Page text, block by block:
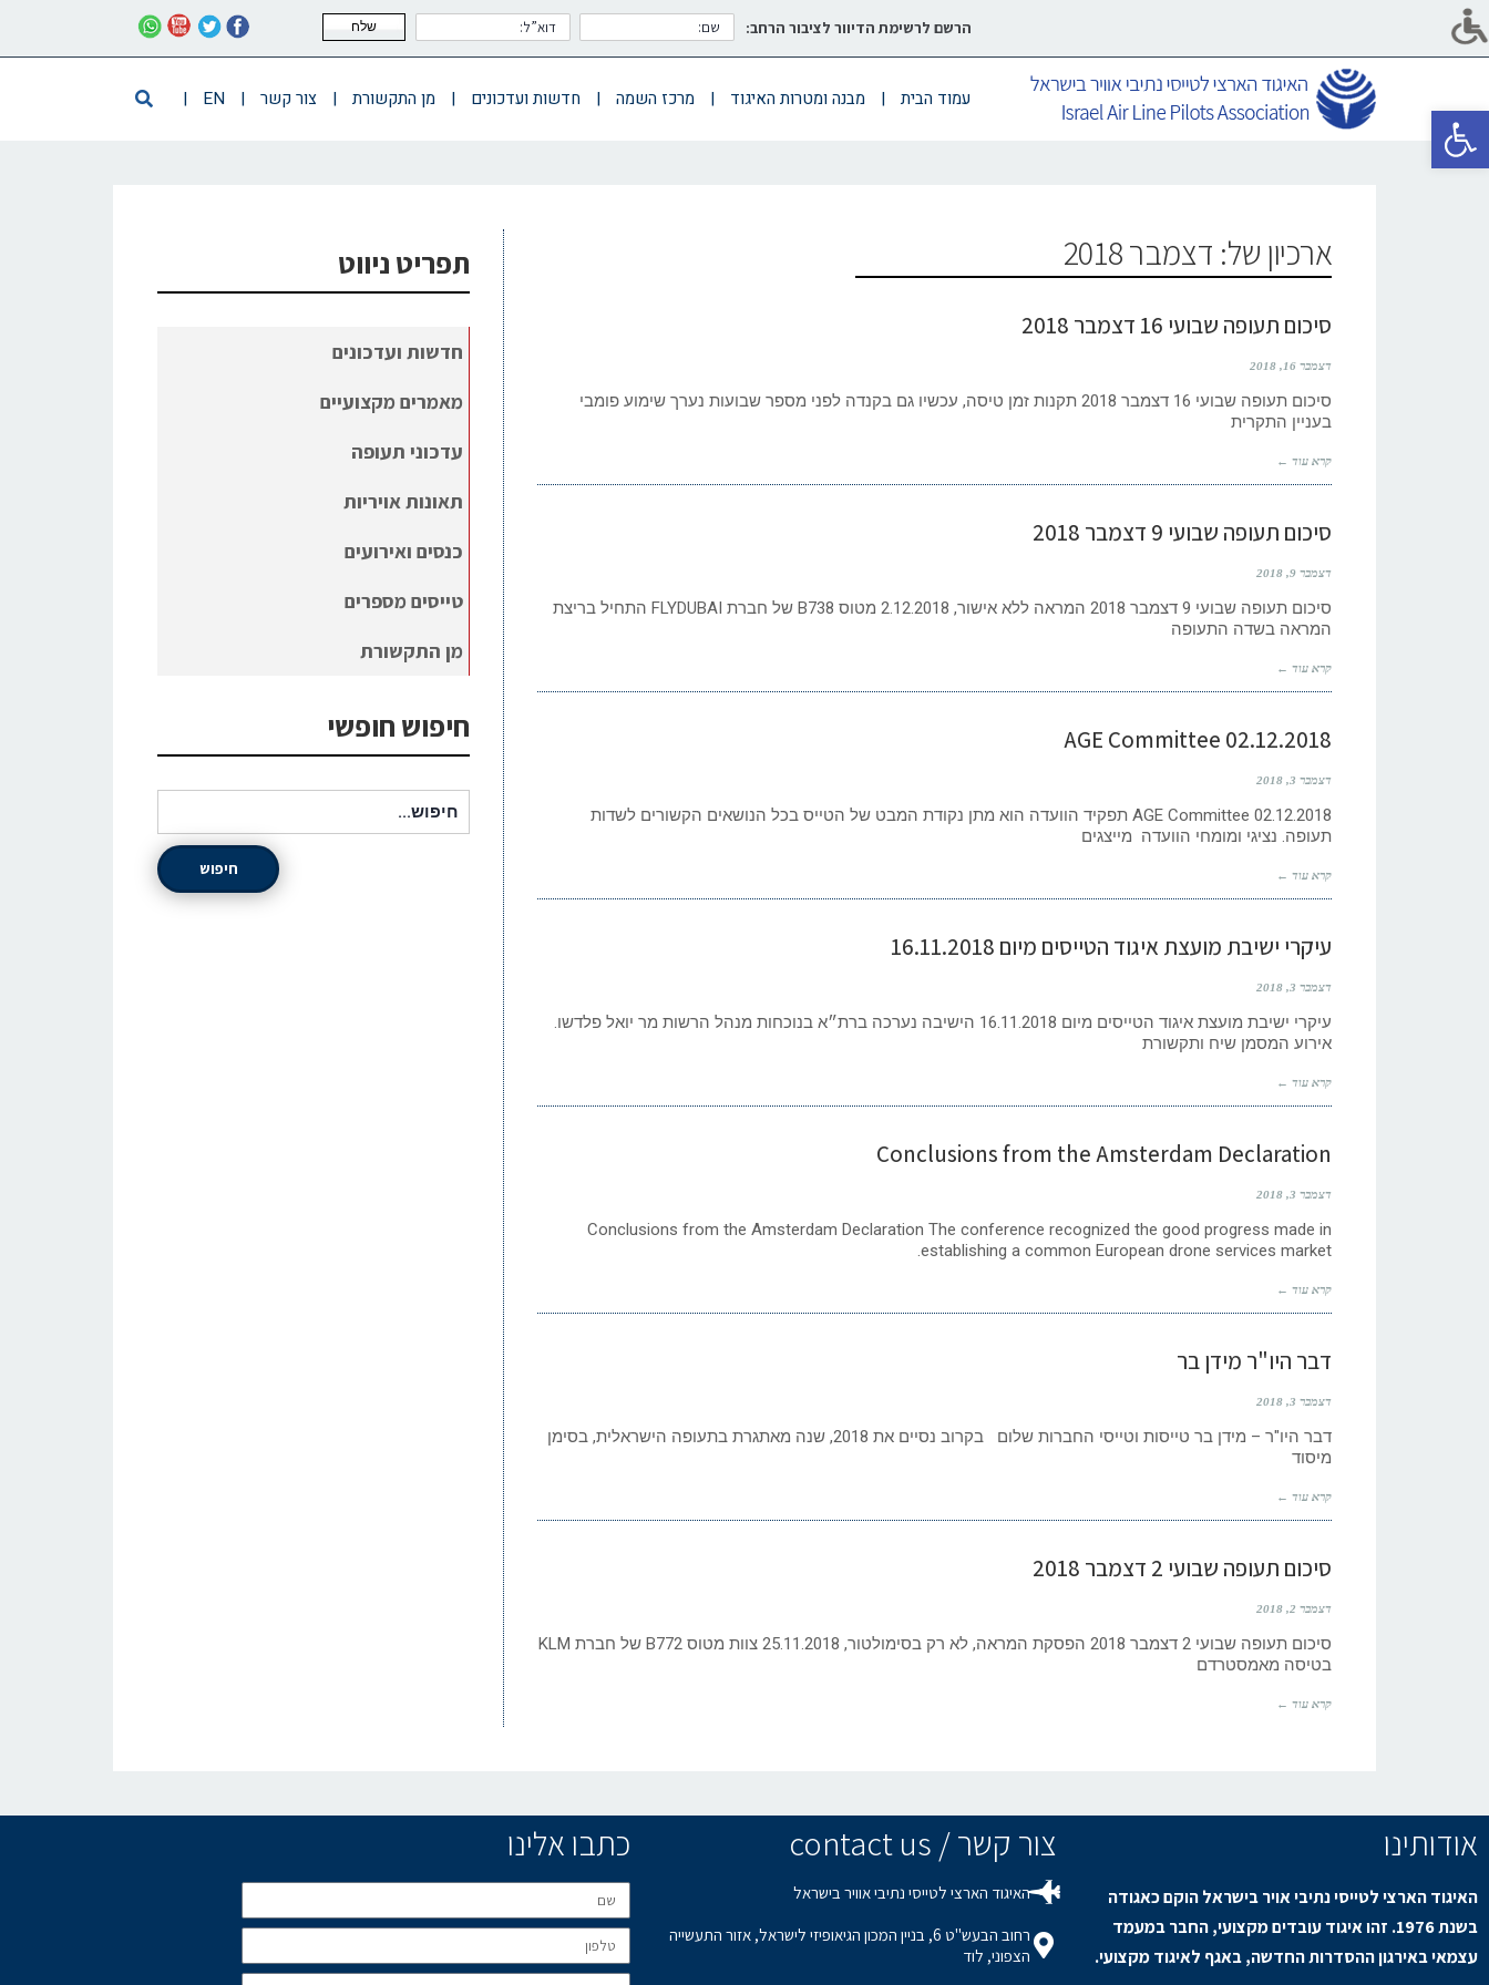
פתח סרגל נגישות
הרשם לרשימת הדיוור לציבור הרחב: שלח
עמוד הבית | מבנה ומטרות האיגוד | מרכז השמה | חדשות ועדכונים | מן התקשורת | צור קשר |
EN
|
ארכיון של: דצמבר 2018
סיכום תעופה שבועי 16 דצמבר 2018
דצמבר 16, 2018
סיכום תעופה שבועי 16 דצמבר 2018 תקנות זמן טיסה, עכשיו גם בקנדה לפני מספר שבועות נערך שימוע פומבי
בעניין התקרית
קרא עוד ←
סיכום תעופה שבועי 9 דצמבר 2018
דצמבר 9, 2018
סיכום תעופה שבועי 9 דצמבר 2018 המראה ללא אישור, 2.12.2018 מטוס B738 של חברת FLYDUBAI התחיל בריצת
המראה בשדה התעופה
קרא עוד ←
AGE Committee 02.12.2018
דצמבר 3, 2018
AGE Committee 02.12.2018 תפקיד הוועדה הוא מתן נקודת המבט של הטייס בכל הנושאים הקשורים לשדות
תעופה. נציגי ומומחי הוועדה מייצגים
קרא עוד ←
עיקרי ישיבת מועצת איגוד הטייסים מיום 16.11.2018
דצמבר 3, 2018
עיקרי ישיבת מועצת איגוד הטייסים מיום 16.11.2018 הישיבה נערכה ברת״א בנוכחות מנהל הרשות מר יואל פלדשו.
אירוע המסמן שיח ותקשורת
קרא עוד ←
Conclusions from the Amsterdam Declaration
דצמבר 3, 2018
Conclusions from the Amsterdam Declaration The conference recognized the good progress made in
establishing a common European drone services market.
קרא עוד ←
דבר היו"ר מידן בר
דצמבר 3, 2018
דבר היו"ר – מידן בר טייסות וטייסי החברות שלום בקרוב נסיים את 2018, שנה מאתגרת בתעופה הישראלית, בסימן
מיסוד
קרא עוד ←
סיכום תעופה שבועי 2 דצמבר 2018
דצמבר 2, 2018
סיכום תעופה שבועי 2 דצמבר 2018 הפסקת המראה, לא רק בסימולטור, 25.11.2018 צוות מטוס B772 של חברת KLM
בטיסה מאמסטרדם
קרא עוד ←
תפריט ניווט
חדשות ועדכונים
מאמרים מקצועיים
עדכוני תעופה
תאונות אויריות
כנסים ואירועים
טייסים מספרים
מן התקשורת
חיפוש חופשי
חיפוש
אודותינו
האיגוד הארצי לטייסי נתיבי אויר בישראל הוקם כאגודה
בשנת 1976. זהו איגוד עובדים מקצועי, החבר במעמד
עצמאי באירגון ההסדרות החדשה, באגף לאיגוד מקצועי.
צור קשר / contact us
האיגוד הארצי לטייסי נתיבי אוויר בישראל
רחוב הבעש"ט 6, בניין המכון הגיאופיזי לישראל, אזור התעשייה
הצפוני, לוד
כתבו אלינו